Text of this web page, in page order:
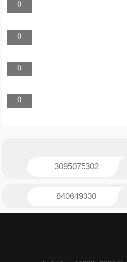
0
0
0
0
3095075302
840649330